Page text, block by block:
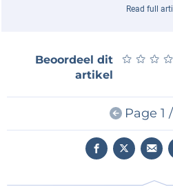
Qwiic Connect-systeem
HARP (hardware
Robot vinger sensor v2
OpenLog Artemis
Magnetische beeldtegel
Qwiic IR-thermometer -
Read full
Beoordeel dit
artikel
★ ★ ★ ★
★ ★ ★ ★
Page 1 /